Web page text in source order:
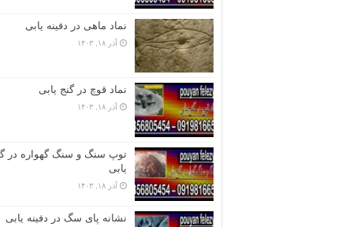
نماد ماهی در دفینه یابی
آذر ۱۸, ۱۴۰۳
نماد قوچ در گنج یابی
آذر ۱۸, ۱۴۰۳
توپ سنگ و سنگ گهواره در
یابی
آذر ۱۸, ۱۴۰۳
نشانه پای سگ در دفینه یابی